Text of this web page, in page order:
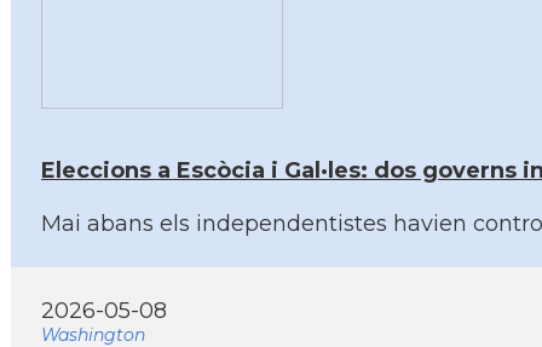
Eleccions a Escòcia i Gal·les: dos
Mai abans els independentistes havien
2026-05-08
Washington